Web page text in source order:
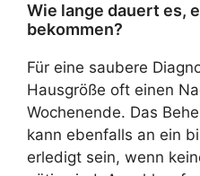
Wie lange dauert es,
bekommen?
Für eine saubere
Hausgröße oft einen
Wochenende. Das
kann ebenfalls an ein
erledigt sein, wenn